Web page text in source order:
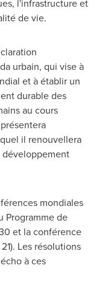
l'infrastructure et
de vie.
urbain, qui vise à
et à établir un
durable des
au cours
présentera
il renouvellera
mondiales
Programme de
et la conférence
Les résolutions
à ces